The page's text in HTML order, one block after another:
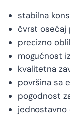
stabilna
čvrst osećaj
precizno
mogućnost
kvalitetna
površina sa
pogodnost
jednostavno